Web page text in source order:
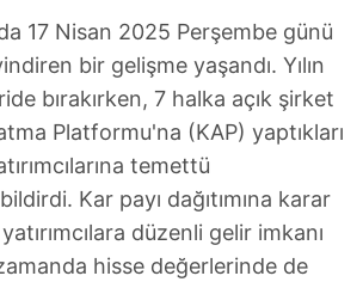
17 Nisan 2025 Perşembe günü
bir gelişme yaşandı. Yılın
bırakırken, 7 halka açık şirket
Platformu'na (KAP) yaptıkları
temettü
Kar payı dağıtımına karar
düzenli gelir imkanı
hisse değerlerinde de